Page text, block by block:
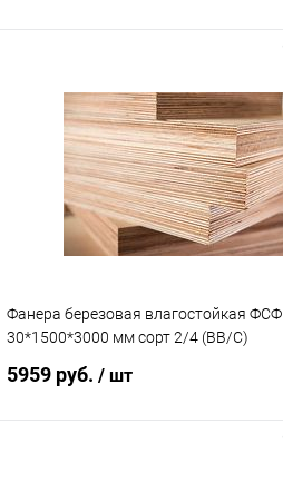
Фанера березовая влагостойкая ФСФ
30*1500*3000 мм сорт 2/4 (ВВ/C)
5959 руб. / шт